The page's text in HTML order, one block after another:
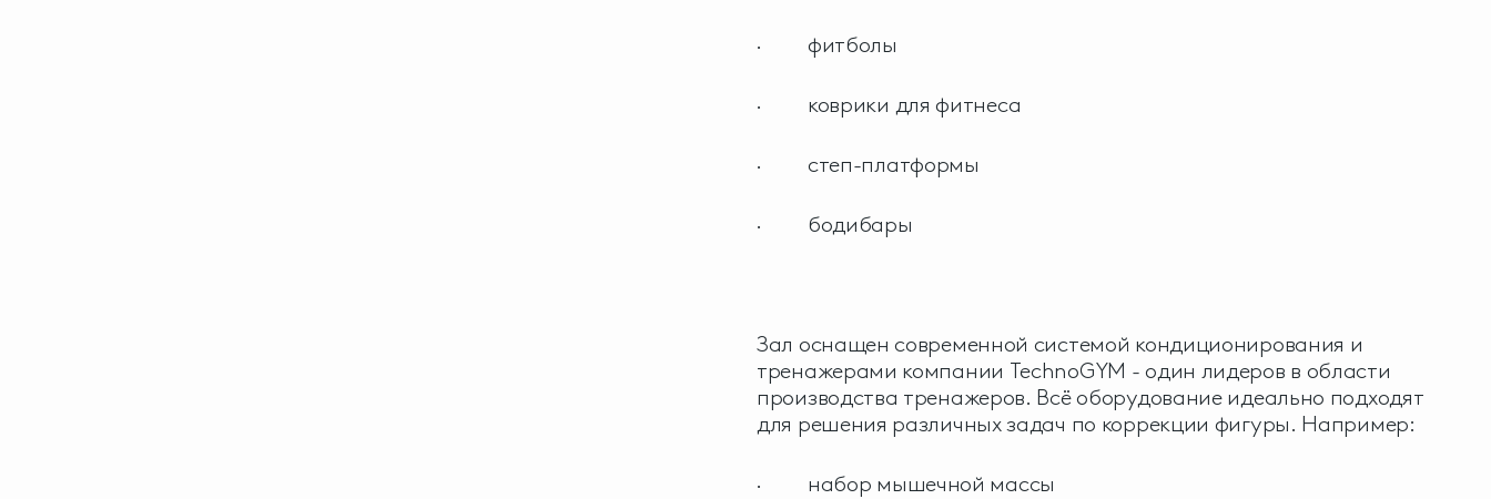
· фитболы
· коврики для фитнеса
· степ-платформы
· бодибары
Зал оснащен современной системой кондиционирования и
тренажерами компании TechnoGYM - один лидеров в области
производства тренажеров. Всё оборудование идеально подходят
для решения различных задач по коррекции фигуры. Например:
· набор мышечной массы